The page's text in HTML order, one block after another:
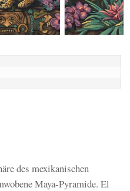
des mexikanischen
Maya-Pyramide. El